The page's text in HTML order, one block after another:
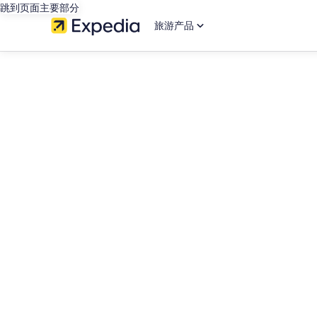
跳到页面主要部分
旅游产品